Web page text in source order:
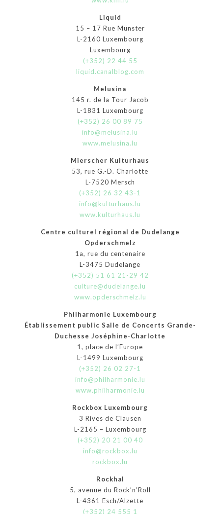
Liquid
15 – 17 Rue Münster
L-2160 Luxembourg
Luxembourg
(+352) 22 44 55
liquid.canalblog.com
Melusina
145 r. de la Tour Jacob
L-1831 Luxembourg
(+352) 26 00 89 75
info@melusina.lu
www.melusina.lu
Mierscher Kulturhaus
53, rue G.-D. Charlotte
L-7520 Mersch
(+352) 26 32 43-1
info@kulturhaus.lu
www.kulturhaus.lu
Centre culturel régional de Dudelange
Opderschmelz
1a, rue du centenaire
L-3475 Dudelange
(+352) 51 61 21-29 42
culture@dudelange.lu
www.opderschmelz.lu
Philharmonie Luxembourg
Établissement public Salle de Concerts Grande-
Duchesse Joséphine-Charlotte
1, place de l’Europe
L-1499 Luxembourg
(+352) 26 02 27-1
info@philharmonie.lu
www.philharmonie.lu
Rockbox Luxembourg
3 Rives de Clausen
L-2165 – Luxembourg
(+352) 20 21 00 40
info@rockbox.lu
rockbox.lu
Rockhal
5, avenue du Rock’n’Roll
L-4361 Esch/Alzette
(+352) 24 555 1